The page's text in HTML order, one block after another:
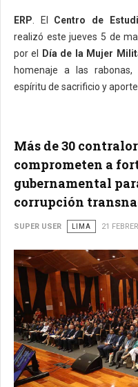
ERP . El Centro de
realizó este jueves 5 de
por el
Día de la Mujer
homenaje a las
espíritu de sacrificio y
Más de 30
comprometen a
gubernamental
corrupción
SUPER USER LIMA 21